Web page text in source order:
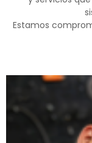
Estamos